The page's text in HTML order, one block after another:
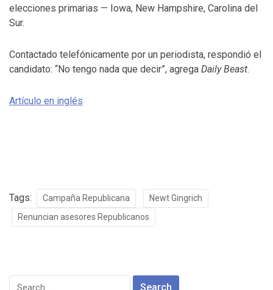
elecciones primarias — Iowa, New Hampshire, Carolina del
Sur.
Contactado telefónicamente por un periodista, respondió el
candidato: “No tengo nada que decir”, agrega Daily Beast.
Artículo en inglés
Tags: Campaña Republicana
Newt Gingrich
Renuncian asesores Republicanos
Search